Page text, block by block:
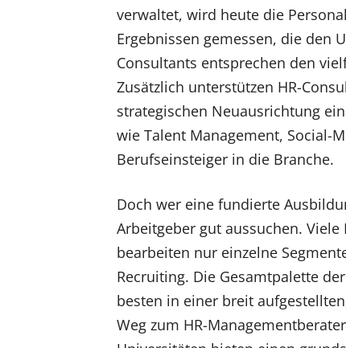
verwaltet, wird heute die
Ergebnissen gemessen, die den
Consultants entsprechen den
Zusätzlich unterstützen HR-
strategischen Neuausrichtung
wie Talent Management, Social-
Berufseinsteiger in die Branche.
Doch wer eine fundierte
Arbeitgeber gut aussuchen.
bearbeiten nur einzelne
Recruiting. Die Gesamtpalette
besten in einer breit
Weg zum HR-